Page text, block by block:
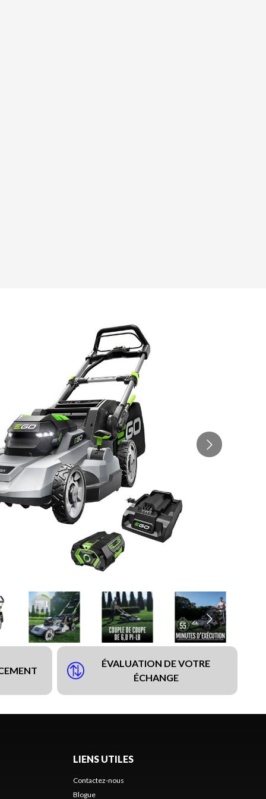
ÉVALUATION DE VOTRE
ÉCHANGE
LIENS UTILES
Contactez-nous
Blogue